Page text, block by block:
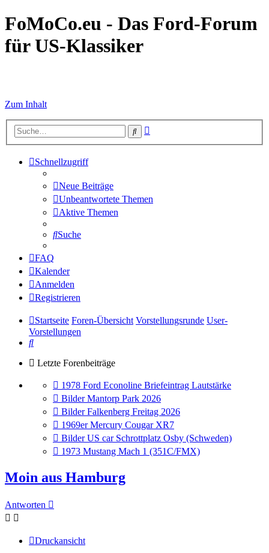
FoMoCo.eu - Das Ford-Forum
für US-Klassiker
Zum Inhalt
Suche
Schnellzugriff
Neue Beiträge
Unbeantwortete Themen
Aktive Themen
Suche
FAQ
Kalender
Anmelden
Registrieren
Startseite Foren-Übersicht Vorstellungsrunde User-
Vorstellungen
Suche
Letzte Forenbeiträge
Gehe
zum
letzten
Beitrag
1978 Ford Econoline Briefeintrag Lautstärke
Gehe
zum
letzten
Beitrag
Bilder Mantorp Park 2026
Gehe
zum
letzten
Beitrag
Bilder Falkenberg Freitag 2026
Gehe
zum
letzten
Beitrag
1969er Mercury Cougar XR7
Gehe
zum
letzten
Bilder US car Schrottplatz Osby (Schweden)
Gehe
letzten
Beitrag
1973 Mustang Mach 1 (351C/FMX)
Moin aus Hamburg
Antworten
Druckansicht